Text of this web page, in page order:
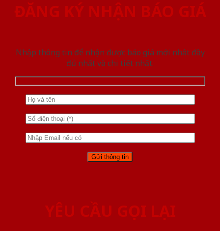
ĐĂNG KÝ NHẬN BÁO GIÁ
Nhập thông tin để nhận được báo giá mới nhât đầy
đủ nhất và chi tiết nhất.
YÊU CẦU GỌI LẠI